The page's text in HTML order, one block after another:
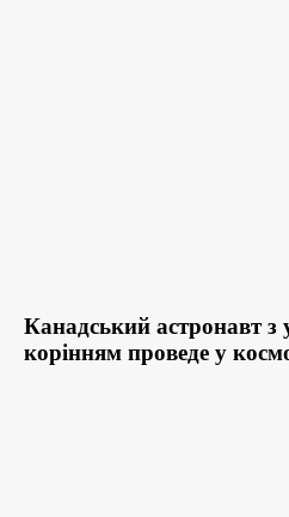
Канадський астронавт з
корінням проведе у